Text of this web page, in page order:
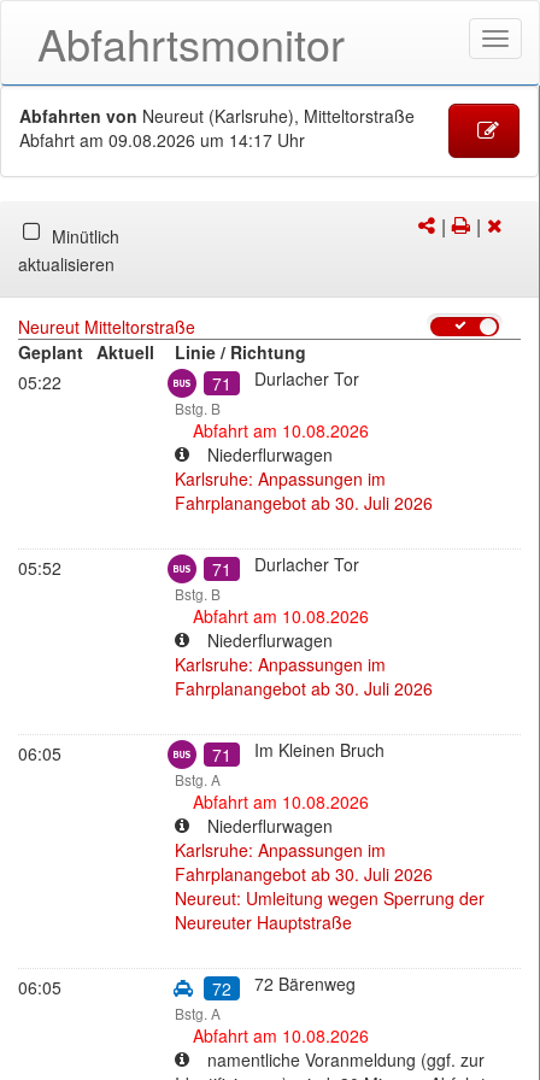
Menü
Abfahrtsmonitor
Abfahrten von Neureut (Karlsruhe), Mitteltorstraße
Abfahrt am 09.08.2026 um 14:17 Uhr
Minütlich
aktualisieren
Versenden/
des
| Drucken
|
Neureut Mitteltorstraße
Geplant Aktuell
Linie / Richtung
05:22
Bus
71 Durlacher Tor
Bstg. B
Abfahrt am 10.08.2026
Niederflurwagen
Karlsruhe: Anpassungen im
Fahrplanangebot ab 30. Juli 2026
05:52 Bus
71 Durlacher Tor
Bstg. B
Abfahrt am 10.08.2026
Niederflurwagen
Karlsruhe: Anpassungen im
Fahrplanangebot ab 30. Juli 2026
06:05 Bus
71 Im Kleinen Bruch
Bstg. A
Abfahrt am 10.08.2026
Niederflurwagen
Karlsruhe: Anpassungen im
Fahrplanangebot ab 30. Juli 2026
Neureut: Umleitung wegen Sperrung der
Neureuter Hauptstraße
06:05 Anrufsammeltaxi
72 72 Bärenweg
Bstg. A
Abfahrt am 10.08.2026
namentliche Voranmeldung (ggf. zur